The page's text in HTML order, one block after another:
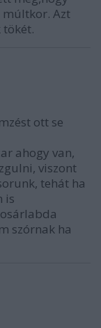
Azt
tökét.
ott se
ahogy van,
viszont
tehát ha
is
szórnak ha